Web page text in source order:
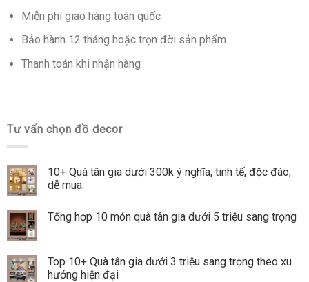
Miễn phí giao hàng toàn quốc
Bảo hành 12 tháng hoặc trọn đời sản phẩm
Thanh toán khi nhận hàng
Tư vấn chọn đồ decor
10+ Quà tân gia dưới 300k ý nghĩa, tinh tế, độc đáo,
dễ mua.
Tổng hợp 10 món quà tân gia dưới 5 triệu sang trọng
Top 10+ Quà tân gia dưới 3 triệu sang trọng theo xu
hướng hiện đại